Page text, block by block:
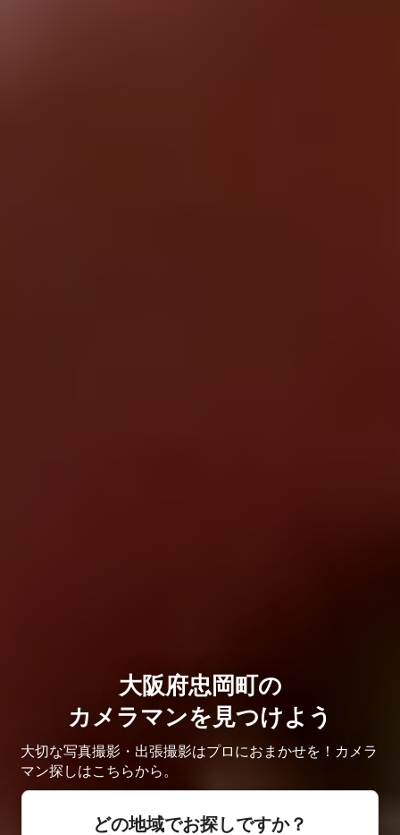
大阪府忠岡町の
カメラマンを見つけよう
大切な写真撮影・出張撮影はプロにおまかせを！カメラ
マン探しはこちらから。
どの地域でお探しですか？